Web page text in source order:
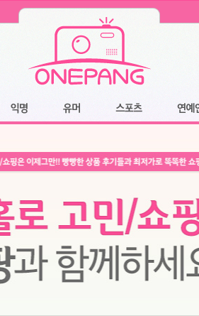
팡
흡입/인터랙티브/한국어 어댑터 및 사용 설명서
있음 - 원팡
3000